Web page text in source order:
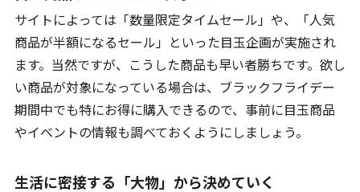
サイトによっては「数量限定タイムセール」や、「人気
商品が半額になるセール」といった目玉企画が実施され
ます。当然ですが、こうした商品も早い者勝ちです。欲し
い商品が対象になっている場合は、ブラックフライデー
期間中でも特にお得に購入できるので、事前に目玉商品
やイベントの情報も調べておくようにしましょう。
生活に密接する「大物」から決めていく